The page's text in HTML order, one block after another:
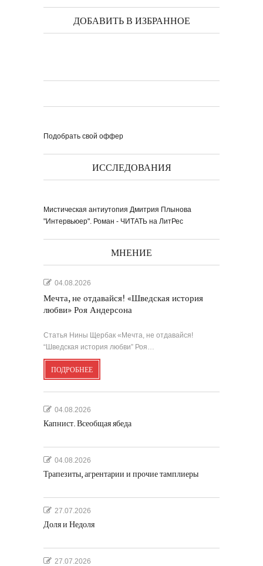
ДОБАВИТЬ В ИЗБРАННОЕ
Подобрать свой оффер
ИССЛЕДОВАНИЯ
Мистическая антиутопия Дмитрия Плынова
"Интервьюер". Роман - ЧИТАТЬ на ЛитРес
МНЕНИЕ
04.08.2026
Мечта, не отдавайся! «Шведская история
любви» Роя Андерсона
Статья Нины Щербак «Мечта, не отдавайся!
“Шведская история любви” Роя…
ПОДРОБНЕЕ
04.08.2026
Капнист. Всеобщая ябеда
04.08.2026
Трапезиты, агрентарии и прочие тамплиеры
27.07.2026
Доля и Недоля
27.07.2026